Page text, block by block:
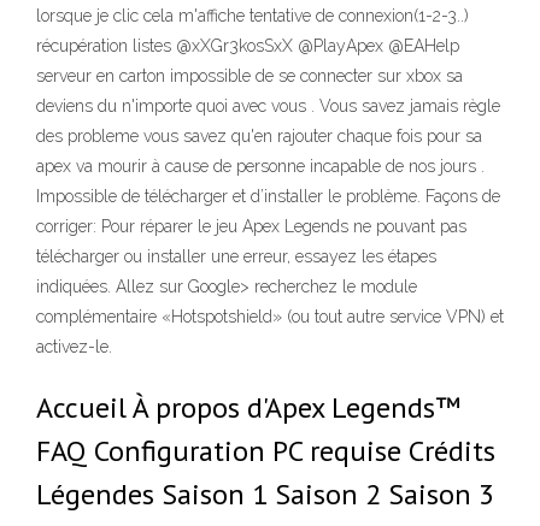
lorsque je clic cela m'affiche tentative de connexion(1-2-3..)
récupération listes @xXGr3kosSxX @PlayApex @EAHelp
serveur en carton impossible de se connecter sur xbox sa
deviens du n'importe quoi avec vous . Vous savez jamais règle
des probleme vous savez qu'en rajouter chaque fois pour sa
apex va mourir à cause de personne incapable de nos jours .
Impossible de télécharger et d’installer le problème. Façons de
corriger: Pour réparer le jeu Apex Legends ne pouvant pas
télécharger ou installer une erreur, essayez les étapes
indiquées. Allez sur Google> recherchez le module
complémentaire «Hotspotshield» (ou tout autre service VPN) et
activez-le.
Accueil À propos d'Apex Legends™‎
FAQ Configuration PC requise Crédits
Légendes Saison 1 Saison 2 Saison 3